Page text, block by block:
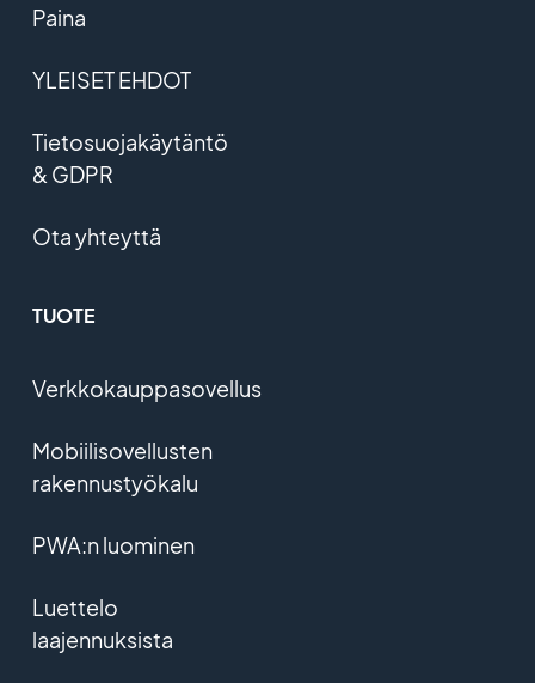
Paina
YLEISET EHDOT
Tietosuojakäytäntö
& GDPR
Ota yhteyttä
TUOTE
Verkkokauppasovellus
Mobiilisovellusten
rakennustyökalu
PWA:n luominen
Luettelo
laajennuksista